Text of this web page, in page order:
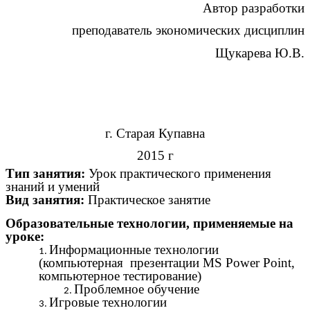
Автор разработки
преподаватель экономических дисциплин
Щукарева Ю.В.
г. Старая Купавна
2015 г
Тип занятия: Урок практического применения
знаний и умений
Вид занятия: Практическое занятие
Образовательные технологии, применяемые на
уроке:
Информационные технологии
(компьютерная презентации MS Power Point,
компьютерное тестирование)
Проблемное обучение
Игровые технологии